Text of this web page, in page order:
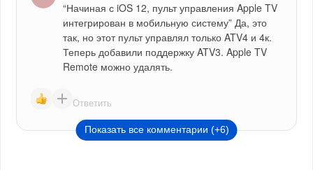
“Начиная с iOS 12, пульт управления Apple TV
интегрирован в мобильную систему” Да, это
так, но этот пульт управлял только ATV4 и 4к.
Теперь добавили поддержку ATV3. Apple TV
Remote можно удалять.
Ответить
Показать все комментарии (+6)